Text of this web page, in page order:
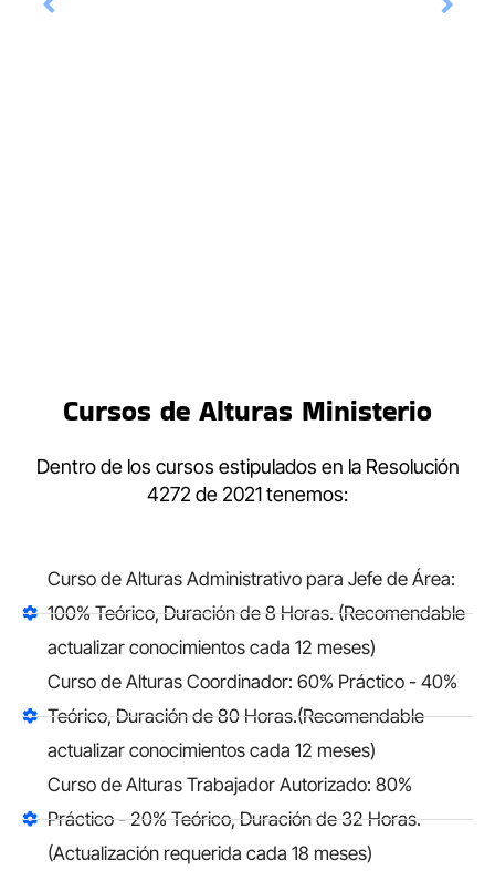
Cursos de Alturas Ministerio
Dentro de los cursos estipulados en la Resolución
4272 de 2021 tenemos:
Curso de Alturas Administrativo para Jefe de Área:
100% Teórico, Duración de 8 Horas. (Recomendable
actualizar conocimientos cada 12 meses)
Curso de Alturas Coordinador: 60% Práctico - 40%
Teórico, Duración de 80 Horas.(Recomendable
actualizar conocimientos cada 12 meses)
Curso de Alturas Trabajador Autorizado: 80%
Práctico - 20% Teórico, Duración de 32 Horas.
(Actualización requerida cada 18 meses)